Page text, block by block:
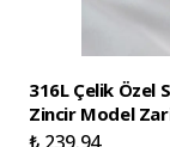
316L Çelik Özel
Zincir Model